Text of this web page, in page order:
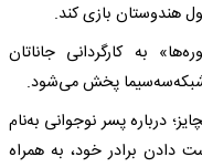
هندوستان بازی کند.
به‌ کارگردانی جاناتان
درباره‌ پسر نوجوانی به‌نام
برادر خود، به‌ همراه‌